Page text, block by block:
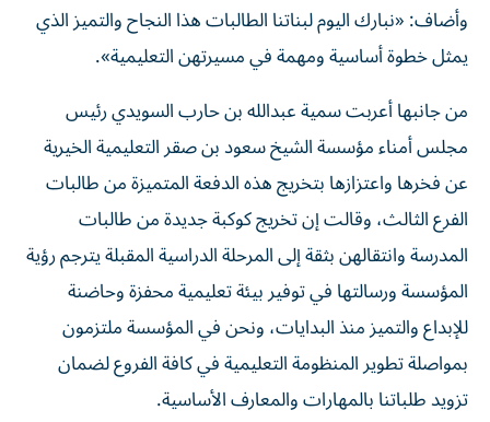
وأضاف: «نبارك اليوم لبناتنا الطالبات هذا النجاح والتميز الذي
يمثل خطوة أساسية ومهمة في مسيرتهن التعليمية».
من جانبها أعربت سمية عبدالله بن حارب السويدي رئيس
مجلس أمناء مؤسسة الشيخ سعود بن صقر التعليمية الخيرية
عن فخرها واعتزازها بتخريج هذه الدفعة المتميزة من طالبات
الفرع الثالث، وقالت إن تخريج كوكبة جديدة من طالبات
المدرسة وانتقالهن بثقة إلى المرحلة الدراسية المقبلة يترجم رؤية
المؤسسة ورسالتها في توفير بيئة تعليمية محفزة وحاضنة
للإبداع والتميز منذ البدايات، ونحن في المؤسسة ملتزمون
بمواصلة تطوير المنظومة التعليمية في كافة الفروع لضمان
تزويد طلباتنا بالمهارات والمعارف الأساسية.